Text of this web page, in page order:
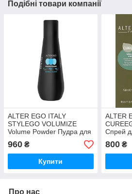
Подібні товари компанії
ALTER EGO ITALY
STYLEGO VOLUMIZE
Volume Powder Пудра для
об'єму, 15 гр
960 ₴
Купити
ALTER
Спрей
800₴
Про нас